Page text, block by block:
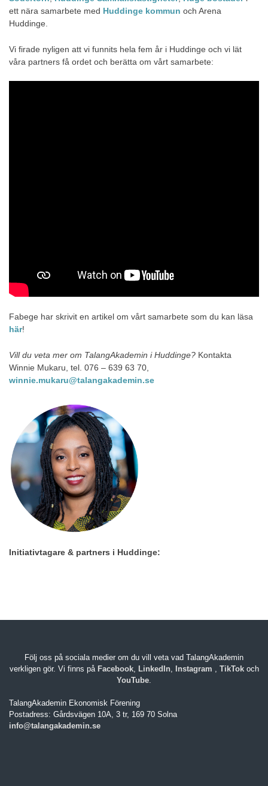
ett nära samarbete med Huddinge kommun och Arena
Huddinge.
Vi firade nyligen att vi funnits hela fem år i Huddinge och vi lät
våra partners få ordet och berätta om vårt samarbete:
Fabege har skrivit en artikel om vårt samarbete som du kan läsa
här!
Vill du veta mer om TalangAkademin i Huddinge? Kontakta
Winnie Mukaru, tel. 076 – 639 63 70,
winnie.mukaru@talangakademin.se
Initiativtagare & partners i Huddinge:
Följ oss på sociala medier om du vill veta vad TalangAkademin
verkligen gör. Vi finns på Facebook, LinkedIn, Instagram TikTokoch
YouTube
TalangAkademin Ekonomisk Förening
Postadress: Gårdsvägen 10A, 3 tr, 169 70 Solna
info@talangakademin.se